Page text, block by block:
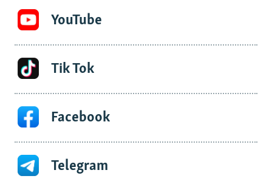
YouTube
Tik Tok
Facebook
Telegram